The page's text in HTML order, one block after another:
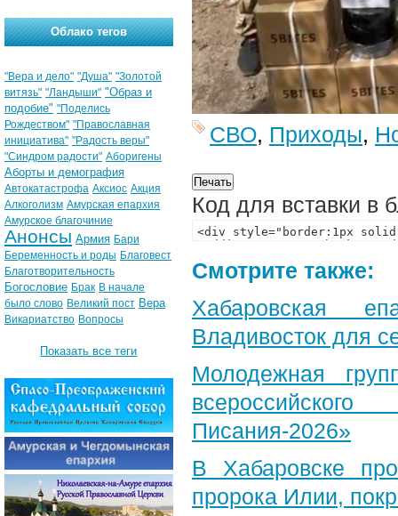
СВО, Приходы,
Код для вставки в
Смотрите также:
Хабаровская
Владивосток для
Молодежная
Писания-2026»
В Хабаровске
пророка Илии,
Облако тегов
"Вера и дело" "Душа" "Золотой
витязь" "Ландыши" "Образ и
подобие" "Поделись
Рождеством" "Православная
инициатива" "Радость веры"
"Синдром радости" Аборигены
Аборты и демография
Автокатастрофа Аксиос Акция
Алкоголизм Амурская епархия
Амурское благочиние
Анонсы Армия Бари
Беременность и роды Благовест
Благотворительность
Богословие Брак В начале
было слово Великий пост Вера
Викариатство Вопросы
Показать все теги